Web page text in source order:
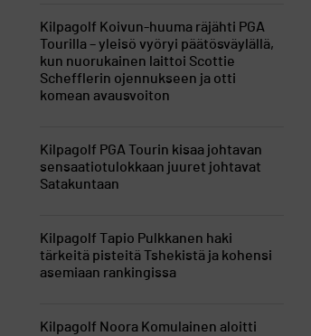
Kilpagolf Koivun-huuma räjähti PGA
Tourilla – yleisö vyöryi päätösväylällä,
kun nuorukainen laittoi Scottie
Schefflerin ojennukseen ja otti
komean avausvoiton
Kilpagolf PGA Tourin kisaa johtavan
sensaatiotulokkaan juuret johtavat
Satakuntaan
Kilpagolf Tapio Pulkkanen haki
tärkeitä pisteitä Tshekistä ja kohensi
asemiaan rankingissa
Kilpagolf Noora Komulainen aloitti